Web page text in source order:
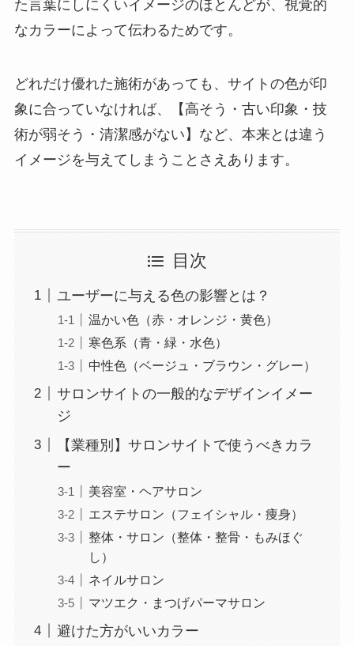
た言葉にしにくいイメージのほとんどが、視覚的
なカラーによって伝わるためです。
どれだけ優れた施術があっても、サイトの色が印
象に合っていなければ、【高そう・古い印象・技
術が弱そう・清潔感がない】など、本来とは違う
イメージを与えてしまうことさえあります。
目次
ユーザーに与える色の影響とは？
温かい色（赤・オレンジ・黄色）
寒色系（青・緑・水色）
中性色（ベージュ・ブラウン・グレー）
サロンサイトの一般的なデザインイメー
ジ
【業種別】サロンサイトで使うべきカラ
ー
美容室・ヘアサロン
エステサロン（フェイシャル・痩身）
整体・サロン（整体・整骨・もみほぐ
し）
ネイルサロン
マツエク・まつげパーマサロン
避けた方がいいカラー